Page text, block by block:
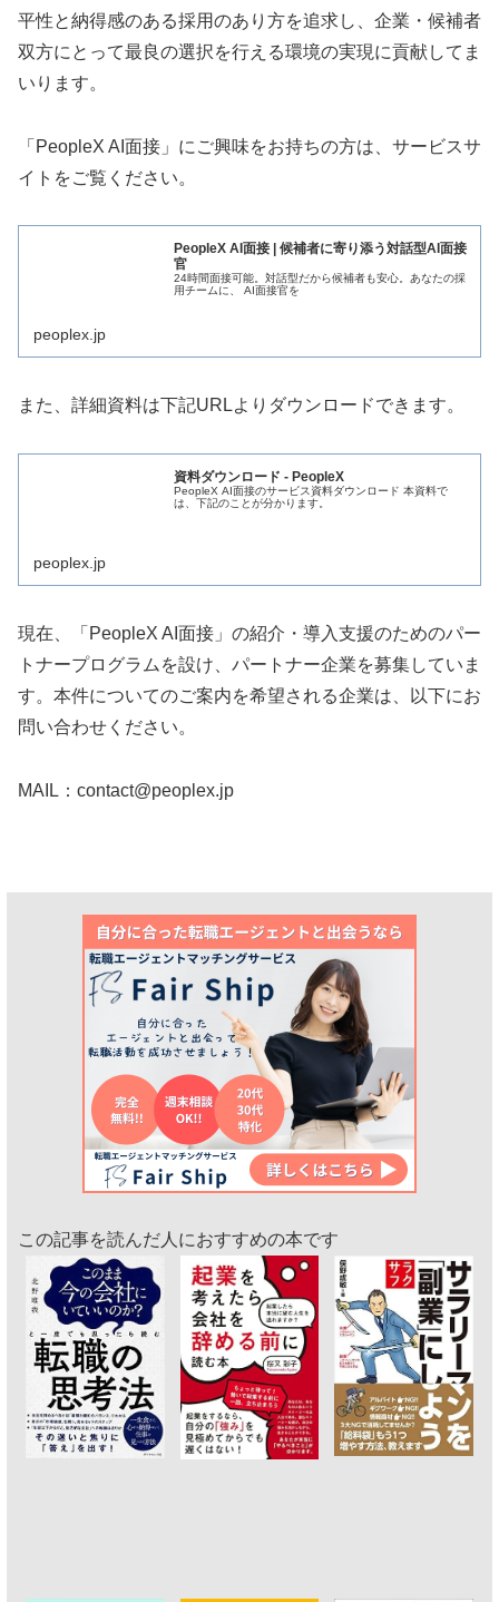
平性と納得感のある採用のあり方を追求し、企業・候補者
双方にとって最良の選択を行える環境の実現に貢献してま
いります。
「PeopleX AI面接」にご興味をお持ちの方は、サービスサ
イトをご覧ください。
PeopleX AI面接 | 候補者に寄り添う対話型AI面接
官
24時間面接可能。対話型だから候補者も安心。あなたの採
用チームに、 AI面接官を
peoplex.jp
また、詳細資料は下記URLよりダウンロードできます。
資料ダウンロード - PeopleX
PeopleX AI面接のサービス資料ダウンロード 本資料で
は、下記のことが分かります。
peoplex.jp
現在、「PeopleX AI面接」の紹介・導入支援のためのパー
トナープログラムを設け、パートナー企業を募集していま
す。本件についてのご案内を希望される企業は、以下にお
問い合わせください。
MAIL：contact@peoplex.jp
この記事を読んだ人におすすめの本です